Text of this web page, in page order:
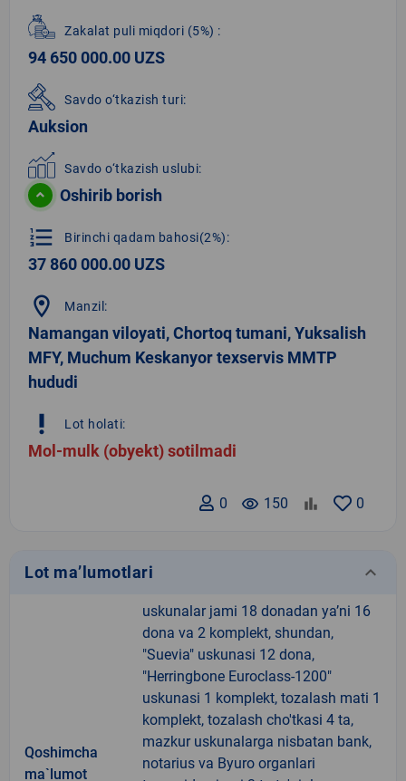
Zakalat puli miqdori (5%) :
94 650 000.00 UZS
Savdo o‘tkazish turi:
Auksion
Savdo o‘tkazish uslubi:
Oshirib borish
format_list_numbered Birinchi qadam bahosi(2%):
37 860 000.00 UZS
location_on Manzil:
Namangan viloyati, Chortoq tumani, Yuksalish
MFY, Muchum Keskanyor texservis MMTP
hududi
priority_high Lot holati:
Mol-mulk (obyekt) sotilmadi
0
remove_red_eye 150
0
Lot ma’lumotlari keyboard_arrow_down
Qoshimcha
ma`lumot
uskunalar jami 18 donadan ya’ni 16
dona va 2 komplekt, shundan,
"Suevia" uskunasi 12 dona,
"Herringbone Euroclass-1200"
uskunasi 1 komplekt, tozalash mati 1
komplekt, tozalash cho'tkasi 4 ta,
mazkur uskunalarga nisbatan bank,
notarius va Byuro organlari